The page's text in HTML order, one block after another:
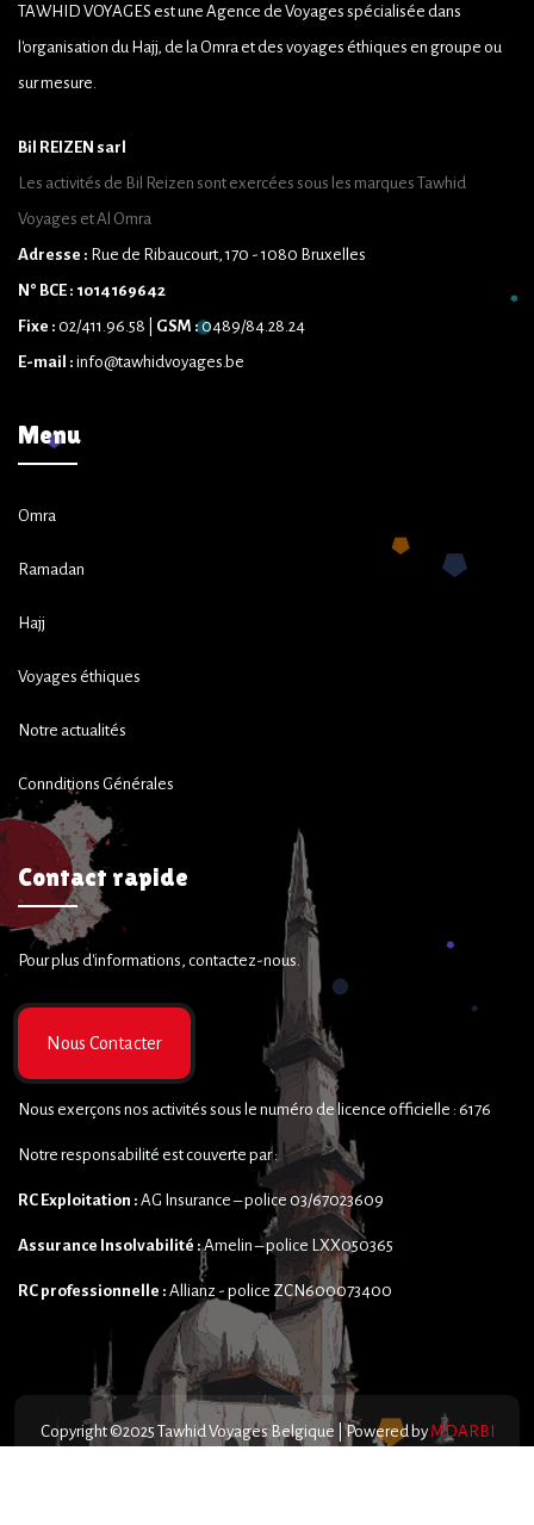
TAWHID VOYAGES est une Agence de Voyages spécialisée dans
l'organisation du Hajj, de la Omra et des voyages éthiques en groupe ou
sur mesure.
Bil REIZEN sarl
Les activités de Bil Reizen sont exercées sous les marques Tawhid
Voyages et Al Omra
Adresse : Rue de Ribaucourt, 170 - 1080 Bruxelles
N° BCE : 1014169642
Fixe : 02/411.96.58 | GSM :0489/84.28.24
E-mail : info@tawhidvoyages.be
Menu
Omra
Ramadan
Hajj
Voyages éthiques
Notre actualités
Connditions Générales
Contact rapide
Pour plus d'informations, contactez-nous.
Nous Contacter
Nous exerçons nos activités sous le numéro de licence officielle : 6176
Notre responsabilité est couverte par :
RC Exploitation : AG Insurance – police 03/67023609
Assurance Insolvabilité :Amelin – police LXX050365
RC professionnelle : Allianz - police ZCN600073400
Copyright ©2025 Tawhid Voyages Belgique | Powered by MDARBI